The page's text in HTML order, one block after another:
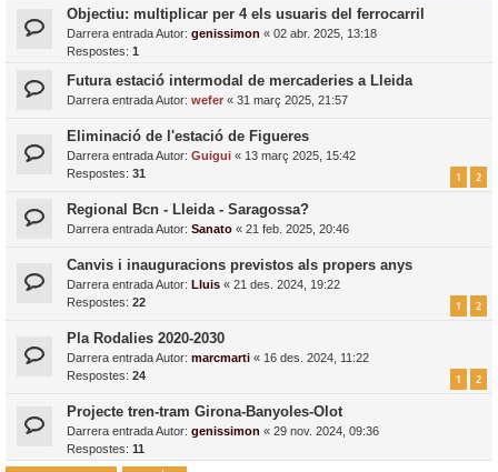
Objectiu: multiplicar per 4 els usuaris del ferrocarril
Darrera entrada Autor: genissimon « 02 abr. 2025, 13:18
Respostes: 1
Futura estació intermodal de mercaderies a Lleida
Darrera entrada Autor: wefer « 31 març 2025, 21:57
Eliminació de l'estació de Figueres
Darrera entrada Autor: Guigui « 13 març 2025, 15:42
Respostes: 31 1 2
Regional Bcn - Lleida - Saragossa?
Darrera entrada Autor: Sanato « 21 feb. 2025, 20:46
Canvis i inauguracions previstos als propers anys
Darrera entrada Autor: Lluis « 21 des. 2024, 19:22
Respostes: 22 1 2
Pla Rodalies 2020-2030
Darrera entrada Autor: marcmarti « 16 des. 2024, 11:22
Respostes: 24 1 2
Projecte tren-tram Girona-Banyoles-Olot
Darrera entrada Autor: genissimon « 29 nov. 2024, 09:36
Respostes: 11